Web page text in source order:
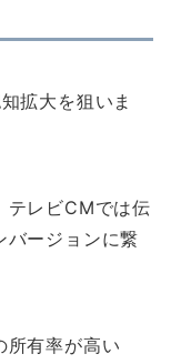
拡大を狙いま
テレビCMでは伝
バージョンに繋
所有率が高い